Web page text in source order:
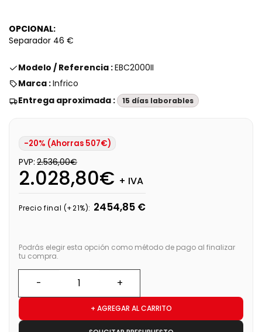
OPCIONAL:
Separador 46 €
Modelo / Referencia :EBC2000II
Marca :Infrico
Entrega aproximada :
15 días laborables
-20% (Ahorras 507€)
PVP: 2.536,00€
2.028,80€ + IVA
Precio final (+21%): 2454,85 €
Podrás elegir esta opción como método de pago al finalizar
tu compra.
+ AGREGAR AL CARRITO